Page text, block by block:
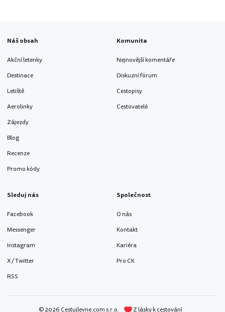
Náš obsah
Akční letenky
Destinace
Letiště
Aerolinky
Zájezdy
Blog
Recenze
Promo kódy
Komunita
Nejnovější komentáře
Diskuzní fórum
Cestopisy
Cestovatelé
Sleduj nás
Facebook
Messenger
Instagram
X / Twitter
RSS
Společnost
O nás
Kontakt
Kariéra
Pro CK
© 2026 Cestujlevne.com s.r.o. Z lásky k cestování